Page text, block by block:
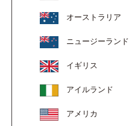
オーストラリア
ニュージーランド
イギリス
アイルランド
アメリカ